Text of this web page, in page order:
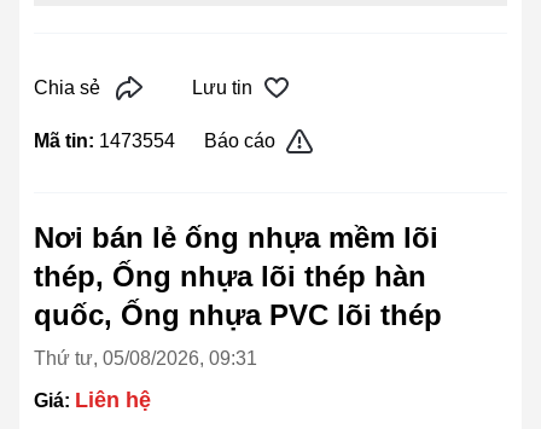
Chia sẻ Lưu tin
Mã tin: 1473554 Báo cáo
Nơi bán lẻ ống nhựa mềm lõi
thép, Ống nhựa lõi thép hàn
quốc, Ống nhựa PVC lõi thép
Thứ tư, 05/08/2026, 09:31
Giá: Liên hệ